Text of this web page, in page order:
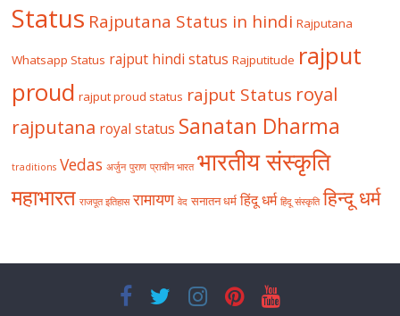
Status Rajputana Status in hindi Rajputana
Whatsapp Status rajput hindi status Rajputitude rajput
proud rajput proud status rajput Status royal
rajputana royal status Sanatan Dharma
traditions Vedas अर्जुन पुराण प्राचीन भारत भारतीय संस्कृति
महाभारत राजपूत इतिहास रामायण वेद सनातन धर्म हिंदू धर्म हिंदू संस्कृति हिन्दू धर्म